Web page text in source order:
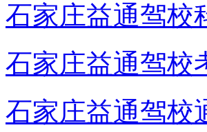
石家庄益通驾校
石家庄益通驾校
石家庄益通驾校